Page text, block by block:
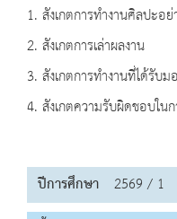
1. สังเกตการทำงานศิลปะอ
2. สังเกตการเล่าผลงาน
3. สังเกตการทำงานที่ได้รับ
4. สังเกตความรับผิดชอบใน
ปีการศึกษา 2569 / 1